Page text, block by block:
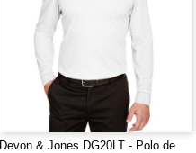
Devon & Jones DG20LT - Polo de